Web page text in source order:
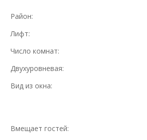
Район:
Лифт:
Число комнат:
Двухуровневая:
Вид из окна:
Вмещает гостей: